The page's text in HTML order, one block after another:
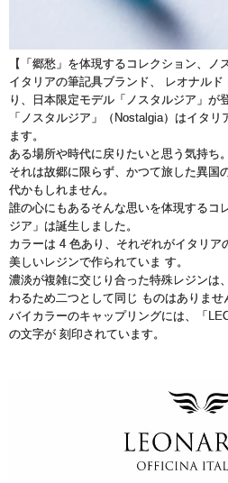
【「郷愁」を体現するコレクション、ノ
イタリアの筆記具ブランド、 レオナル
り、日本限定モデル「ノスタルジア」が
「ノスタルジア」（Nostalgia）はイタ
ます。
ある場所や時代に戻りたいと思う気持ち。
それは故郷に限らず、かつて旅した異国
代かもしれません。
誰の心にもあるそんな思いを体現するコ
ジア」は誕生しました。
カラーは 4 色あり、それぞれがイタリア
美しいレジンで作られていま す。
濃淡が複雑に交じり合った特殊レジンは
わるため二つとして同じ ものはありませ
バイカラーのキャップリングには、「
の文字が 刻印されています。